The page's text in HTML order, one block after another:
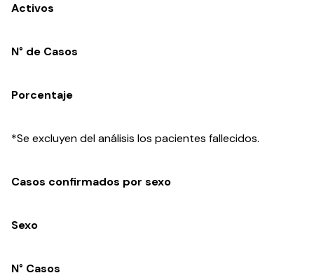
Activos
N° de Casos
Porcentaje
*Se excluyen del análisis los pacientes fallecidos.
Casos confirmados por sexo
Sexo
N° Casos